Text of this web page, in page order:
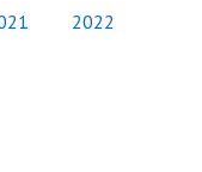
2022